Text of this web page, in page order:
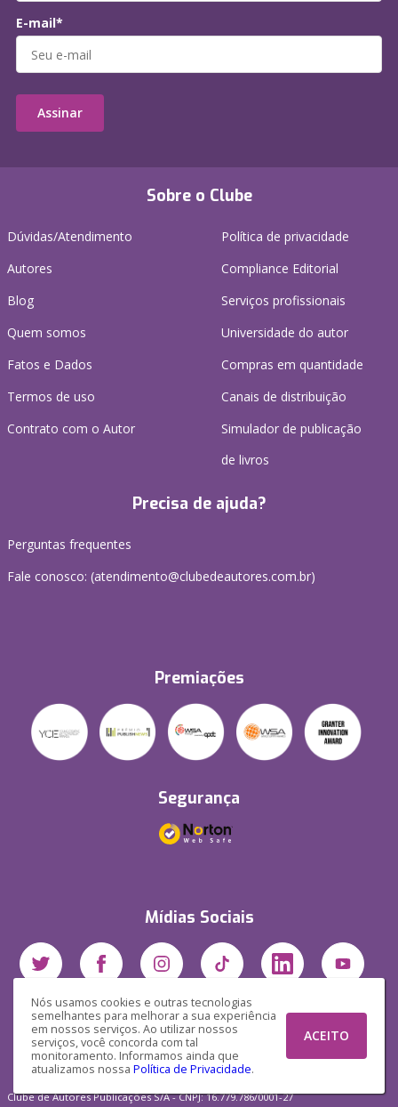
Nós usamos cookies e outras tecnologias
semelhantes para melhorar a sua experiência
em nossos serviços. Ao utilizar nossos
serviços, você concorda com tal
monitoramento. Informamos ainda que
atualizamos nossa Política de Privacidade.
ACEITO
Sobre o Clube
Dúvidas/Atendimento
Autores
Blog
Quem somos
Fatos e Dados
Termos de uso
Contrato com o Autor
Política de privacidade
Compliance Editorial
Serviços profissionais
Universidade do autor
Compras em quantidade
Canais de distribuição
Simulador de publicação
de livros
Precisa de ajuda?
Perguntas frequentes
Fale conosco: (atendimento@clubedeautores.com.br)
Premiações
Segurança
Mídias Sociais
E-mail*
Assinar
Clube de Autores Publicações S/A - CNPJ: 16.779.786/0001-27